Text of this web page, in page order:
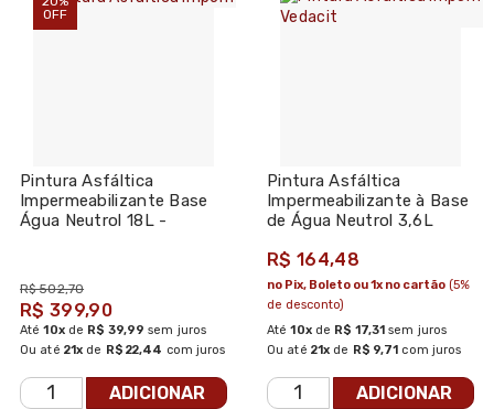
OFF
Pintura Asfáltica
Impermeabilizante Base
Água Neutrol 18L -
R$ 502,70
R$ 399,90
Até10xde R$ 39,99 sem juros
Ou até 21x de R$ 22,44 com juros
ADICIONAR
Pintura Asfáltica
Impermeabilizante à Base
de Água Neutrol 3,6L
R$ 164,48
Até10xde R$ 17,31 sem juros
Ou até 21x de R$ 9,71 com juros
no Pix, Boleto ou 1x no cartão (5%
de desconto)
ADICIONAR